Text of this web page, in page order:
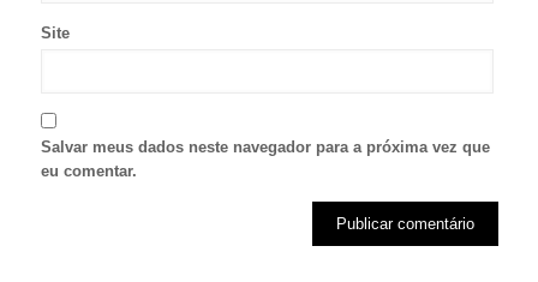
Site
Salvar meus dados neste navegador para a próxima vez que
eu comentar.